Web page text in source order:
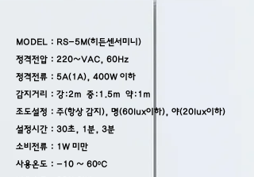
MODEL : RS-5M(히든센서미니)
정격전압 : 220~VAC, 60Hz
정격전류 : 5A(1A), 400W 이하
감지거리 : 강:2m 중:1.5m 약:1m
조도설정 : 주(항상 감지), 명(60lux이하), 야(20lux이하)
설정시간 : 30초, 1분, 3분
소비전류 : 1W 미만
사용온도 : -10 ~ 60ºC